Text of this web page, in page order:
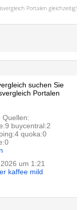
Portalen gleichzeitig!
suchen Sie
Portalen
Quellen:
buycentral:2
quoka:0
um 1:21
kaffee mild